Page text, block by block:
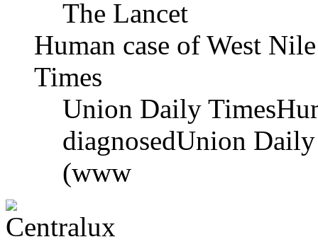
The Lancet
Human case of West
Times
Union Daily
diagnosedUnion
(www